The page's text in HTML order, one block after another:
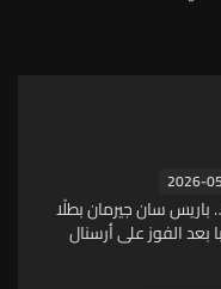
2026-
باريس سان جيرمان بطلًا
بعد الفوز على أرسنال